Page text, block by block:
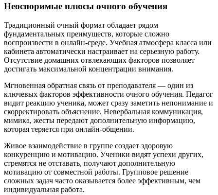
Неоспоримые плюсы очного обучения
Традиционный очный формат обладает рядом
фундаментальных преимуществ, которые сложно
воспроизвести в онлайн-среде. Учебная атмосфера класса или
кабинета автоматически настраивает на серьезную работу.
Отсутствие домашних отвлекающих факторов позволяет
достигать максимальной концентрации внимания.
Мгновенная обратная связь от преподавателя — один из
ключевых факторов эффективности очного обучения. Педагог
видит реакцию ученика, может сразу заметить непонимание и
скорректировать объяснение. Невербальная коммуникация,
мимика, жесты передают дополнительную информацию,
которая теряется при онлайн-общении.
Живое взаимодействие в группе создает здоровую
конкуренцию и мотивацию. Ученики видят успехи других,
стремятся не отставать, получают дополнительную
мотивацию от совместной работы. Групповое решение
сложных задач часто оказывается более эффективным, чем
индивидуальная работа.